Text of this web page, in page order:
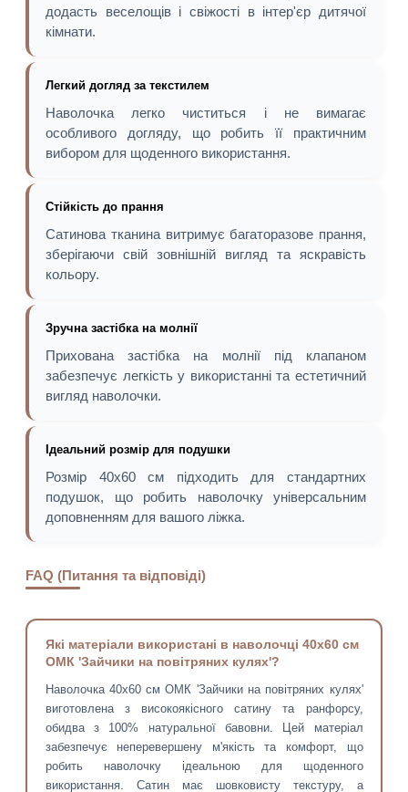
додасть веселощів і свіжості в інтер'єр дитячої
кімнати.
Легкий догляд за текстилем
Наволочка легко чиститься і не вимагає
особливого догляду, що робить її практичним
вибором для щоденного використання.
Стійкість до прання
Сатинова тканина витримує багаторазове прання,
зберігаючи свій зовнішній вигляд та яскравість
кольору.
Зручна застібка на молнії
Прихована застібка на молнії під клапаном
забезпечує легкість у використанні та естетичний
вигляд наволочки.
Ідеальний розмір для подушки
Розмір 40х60 см підходить для стандартних
подушок, що робить наволочку універсальним
доповненням для вашого ліжка.
FAQ (Питання та відповіді)
Які матеріали використані в наволочці 40х60 см
ОМК 'Зайчики на повітряних кулях'?
Наволочка 40х60 см ОМК 'Зайчики на повітряних кулях'
виготовлена з високоякісного сатину та ранфорсу,
обидва з 100% натуральної бавовни. Цей матеріал
забезпечує неперевершену м'якість та комфорт, що
робить наволочку ідеальною для щоденного
використання. Сатин має шовковисту текстуру, а